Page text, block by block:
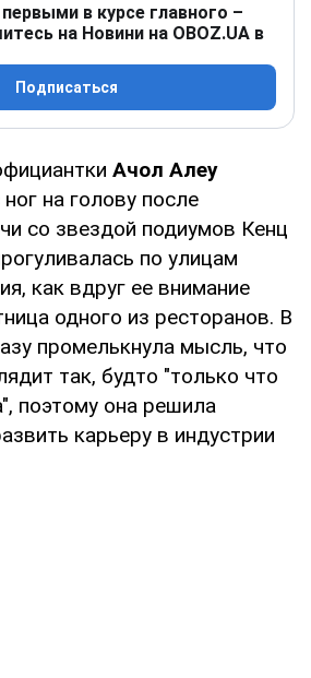
в курсе главного –
на Новини на OBOZ.UA в
Подписаться
Ачол Алеу
на голову после
со звездой подиумов Кенц
по улицам
как вдруг ее внимание
одного из ресторанов. В
промелькнула мысль, что
так, будто "только что
поэтому она решила
карьеру в индустрии